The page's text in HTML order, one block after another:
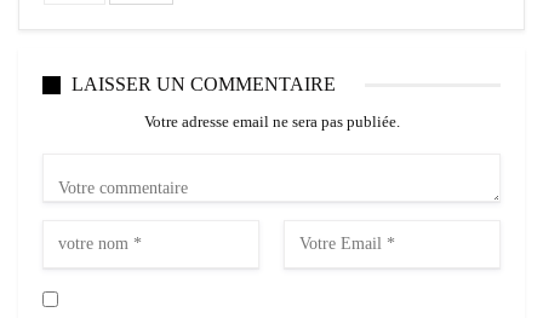
LAISSER UN COMMENTAIRE
Votre adresse email ne sera pas publiée.